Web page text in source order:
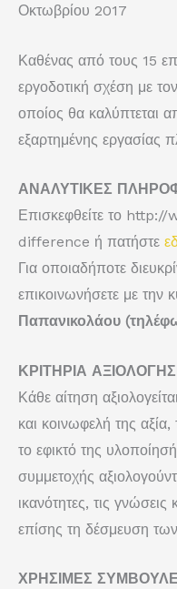
Οκτωβρίου 2017
Καθένας από τους 15
εργοδοτική σχέση με
οποίος θα καλύπτεται
εξαρτημένης εργασίας
ΑΝΑΛΥΤΙΚΕΣ
Επισκεφθείτε το
difference ή πατήστε
Για οποιαδήποτε
επικοινωνήσετε με την
Παπανικολάου
ΚΡΙΤΗΡΙΑ
Κάθε αίτηση
και κοινωφελή της
το εφικτό της
συμμετοχής
ικανότητες, τις
επίσης τη δέσμευση
ΧΡΗΣΙΜΕΣ